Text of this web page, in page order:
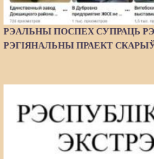
РЭАЛЬНЫ ПОСПЕХ СУПРАЦЬ
РЭГІЯНАЛЬНЫ ПРАЕКТ СКАРЫЎ